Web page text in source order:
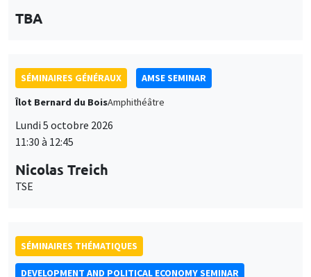
TBA
SÉMINAIRES GÉNÉRAUX
AMSE SEMINAR
Îlot Bernard du BoisAmphithéâtre
Lundi 5 octobre 2026
11:30 à 12:45
Nicolas Treich
TSE
SÉMINAIRES THÉMATIQUES
DEVELOPMENT AND POLITICAL ECONOMY SEMINAR